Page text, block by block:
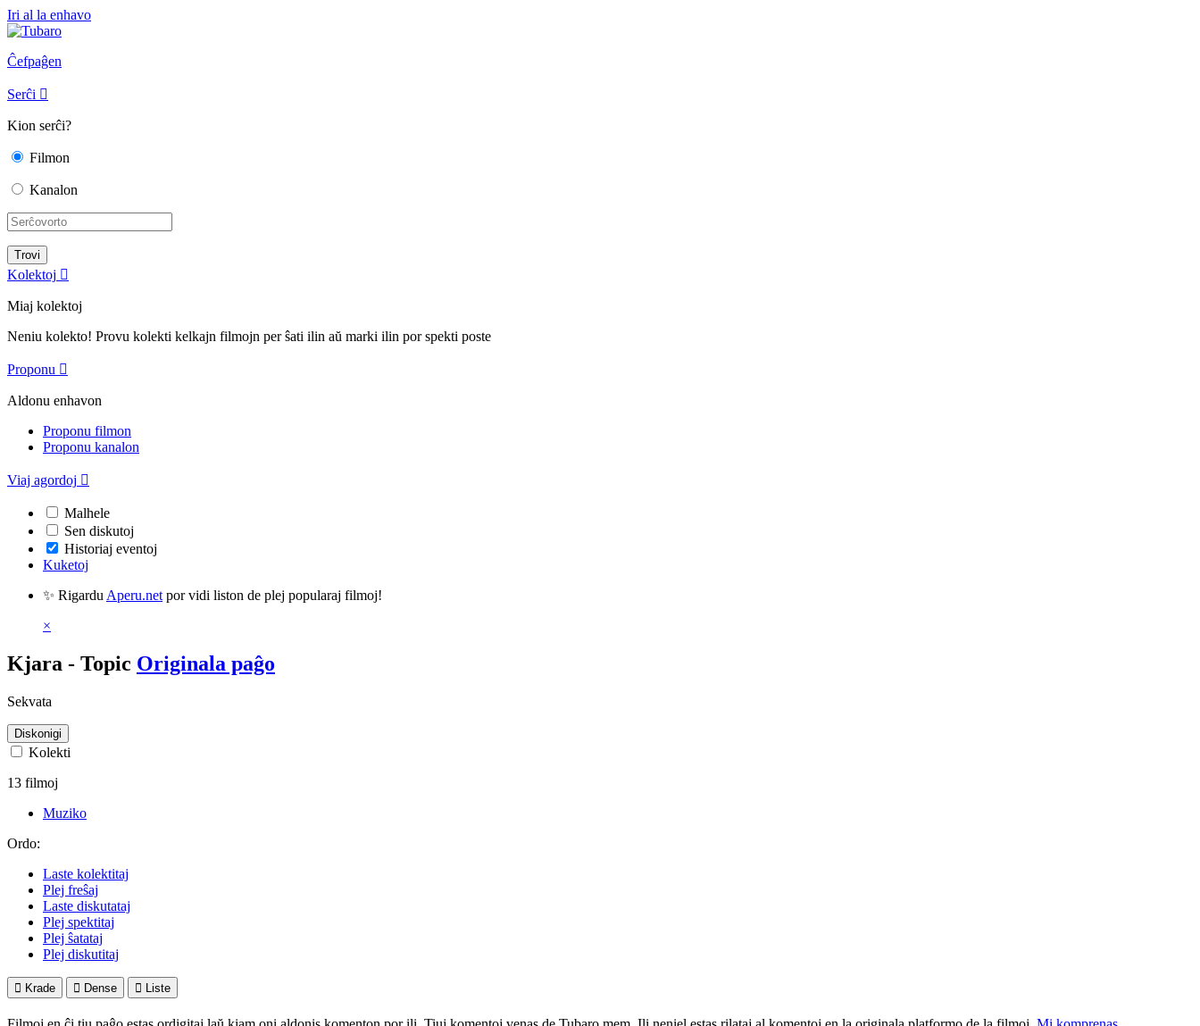
Iri al la enhavo
Ĉefpaĝen
Serĉi 
Kion serĉi?
Filmon
Kanalon
Kolektoj 
Miaj kolektoj
Neniu kolekto! Provu kolekti kelkajn filmojn per ŝati ilin aŭ marki ilin por spekti poste
Proponu 
Aldonu enhavon
Proponu filmon
Proponu kanalon
Viaj agordoj 
Malhele
Sen diskutoj
Historiaj eventoj
Kuketoj
✨ Rigardu Aperu.net por vidi liston de plej popularaj filmoj!
×
Kjara - Topic Originala paĝo
Sekvata
Diskonigi
Kolekti
13 filmoj
Muziko
Ordo:
Laste kolektitaj
Plej freŝaj
Laste diskutataj
Plej spektitaj
Plej ŝatataj
Plej diskutitaj
 Krade  Dense  Liste